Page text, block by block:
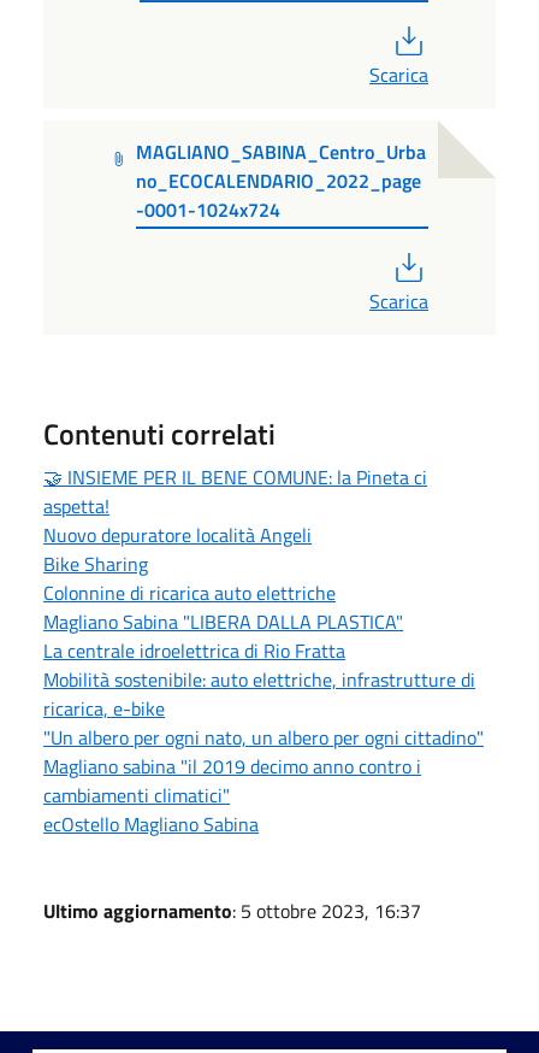
Scarica
MAGLIANO_SABINA_Centro_Urba
no_ECOCALENDARIO_2022_page
-0001-1024x724
Scarica
Contenuti correlati
🤝 INSIEME PER IL BENE COMUNE: la Pineta ci
aspetta!
Nuovo depuratore località Angeli
Bike Sharing
Colonnine di ricarica auto elettriche
Magliano Sabina "LIBERA DALLA PLASTICA"
La centrale idroelettrica di Rio Fratta
Mobilità sostenibile: auto elettriche, infrastrutture di
ricarica, e-bike
"Un albero per ogni nato, un albero per ogni cittadino"
Magliano sabina "il 2019 decimo anno contro i
cambiamenti climatici"
ecOstello Magliano Sabina
Ultimo aggiornamento: 5 ottobre 2023, 16:37